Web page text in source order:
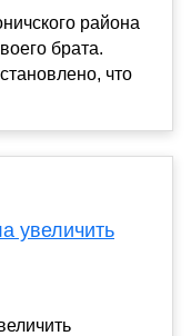
района
брата.
что
увеличить